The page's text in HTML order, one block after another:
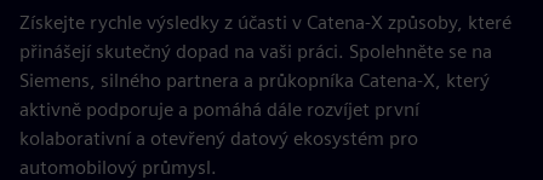
Získejte rychle výsledky z účasti v Catena-X způsoby, které
přinášejí skutečný dopad na vaši práci. Spolehněte se na
Siemens, silného partnera a průkopníka Catena-X, který
aktivně podporuje a pomáhá dále rozvíjet první
kolaborativní a otevřený datový ekosystém pro
automobilový průmysl.